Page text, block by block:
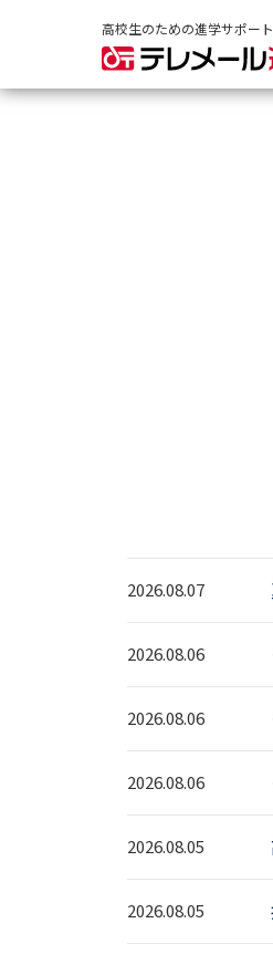
高校生のための進学サポー
2026.08.07
2026.08.06
2026.08.06
2026.08.06
2026.08.05
2026.08.05